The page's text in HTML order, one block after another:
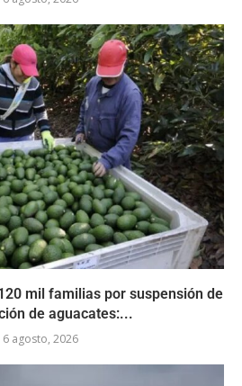
mil familias por suspensión de
de aguacates:...
6 agosto, 2026